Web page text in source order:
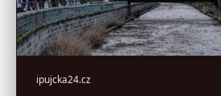
ipujcka24.cz